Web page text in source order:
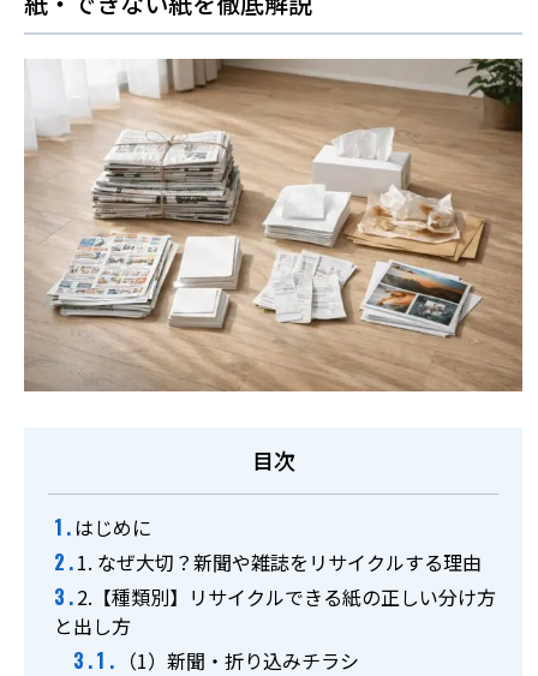
お役立ち情報
事例集
よくあるご質問
料金表
ご利用の流れ
廃棄物のお持ち込み
0774-43-2380
【受付】9:00～17:00（月～土曜）
お問い合わせ
目次
はじめに
1. なぜ大切？新聞や雑誌をリサイクルする理由
2.【種類別】リサイクルできる紙の正しい分け方
と出し方
（1）新聞・折り込みチラシ